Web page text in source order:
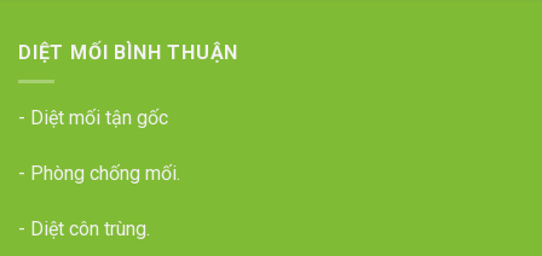
DIỆT MỐI BÌNH THUẬN
- Diệt mối tận gốc
- Phòng chống mối.
- Diệt côn trùng.